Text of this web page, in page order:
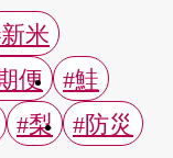
米
便
#鮭
#梨 #防災